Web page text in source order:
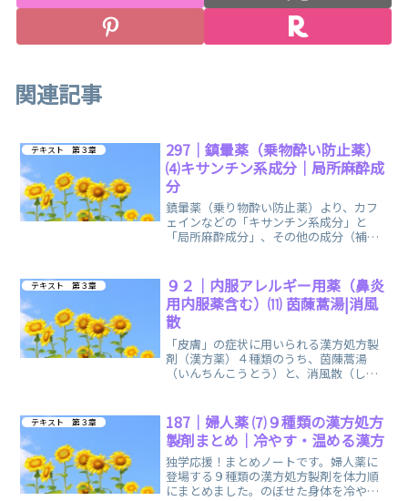
関連記事
テキスト 第３章
297｜鎮暈薬（乗物酔い防止薬）
⑷キサンチン系成分｜局所麻酔成
分
鎮暈薬（乗り物酔い防止薬）より、カフ
ェインなどの「キサンチン系成分」と
「局所麻酔成分」、その他の成分（補助
テキスト 第３章
９２｜内服アレルギー用薬（鼻炎
用内服薬含む）⑾ 茵蔯蒿湯|消風
散
「皮膚」の症状に用いられる漢方処方製
剤（漢方薬）４種類のうち、茵蔯蒿湯
（いんちんこうとう）と、消風散（しょ
以上）使用されることがあるため留意。
テキスト 第３章
187｜婦人薬 ⑺９種類の漢方処方
製剤まとめ｜冷やす・温める漢方
独学応援！まとめノートです。婦人薬に
登場する９種類の漢方処方製剤を体力順
にまとめました。のぼせた身体を冷やす